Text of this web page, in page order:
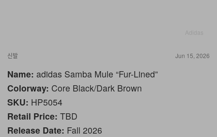
신발 Jun 15, 2026
Name: adidas Samba Mule “Fur-Lined”
Colorway: Core Black/Dark Brown
SKU: HP5054
Retail Price: TBD
Release Date: Fall 2026